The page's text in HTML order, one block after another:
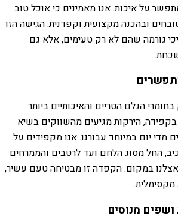
מתפשר על איכות. אנו מאמינים כי אוכל טוב
ובהכנה מקצועית וקפדנית. הגישה הזו
גורמה שהם לא רק טעימים, אלא גם
הגלם הטריים והאיכותיים ביותר.
הירקות מגיעים מהשווקים בשיא
מדי יום במיוחד עבורנו. אנו מקפידים על
החל מסוג הלחם ועד לרטבים והממרחים
אצלנו במקום. הקפדה זו מבטיחה טעם עשיר,
ושפים מנוסים